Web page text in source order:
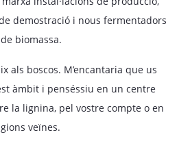
demostració i nous fermentadors
biomassa.
als boscos. M’encantaria que us
àmbit i penséssiu en un centre
la lignina, pel vostre compte o en
veïnes.